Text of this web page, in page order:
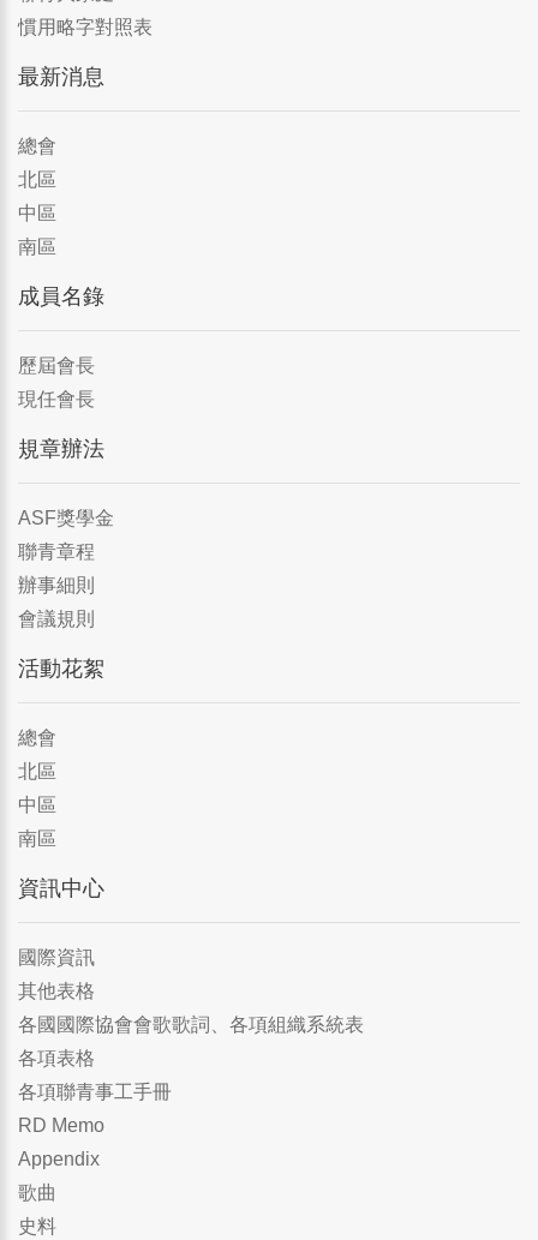
慣用略字對照表
最新消息
總會
北區
中區
南區
成員名錄
歷屆會長
現任會長
規章辦法
ASF獎學金
聯青章程
辦事細則
會議規則
活動花絮
總會
北區
中區
南區
資訊中心
國際資訊
其他表格
各國國際協會會歌歌詞、各項組織系統表
各項表格
各項聯青事工手冊
RD Memo
Appendix
歌曲
史料